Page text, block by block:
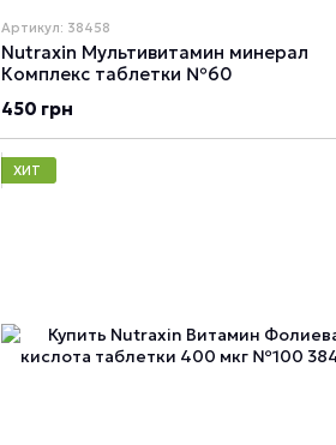
Артикул: 38458
Nutraxin Мультивитамин минерал
Комплекс таблетки №60
450 грн
ХИТ